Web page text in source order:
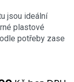
jsou ideální
plastové
potřeby zase